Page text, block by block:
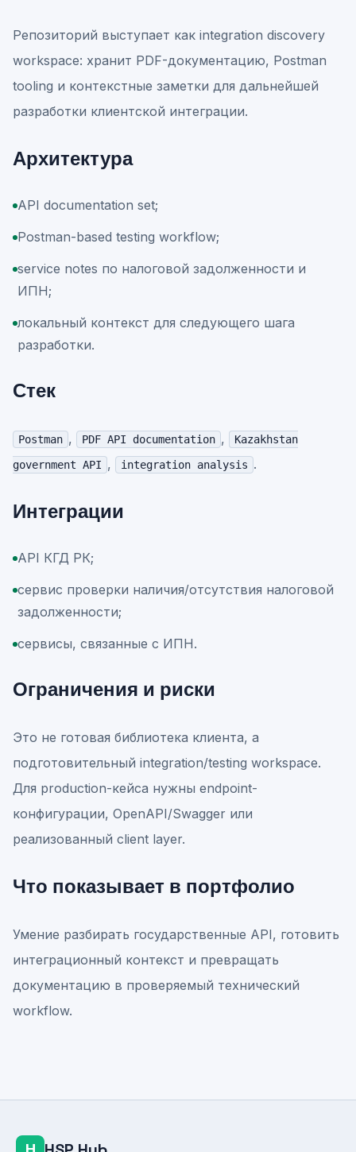
Репозиторий выступает как integration discovery
workspace: хранит PDF-документацию, Postman
tooling и контекстные заметки для дальнейшей
разработки клиентской интеграции.
Архитектура
API documentation set;
Postman-based testing workflow;
service notes по налоговой задолженности и
ИПН;
локальный контекст для следующего шага
разработки.
Стек
Postman , PDF API documentation ,
Kazakhstan
government API , integration analysis .
Интеграции
API КГД РК;
сервис проверки наличия/отсутствия налоговой
задолженности;
сервисы, связанные с ИПН.
Ограничения и риски
Это не готовая библиотека клиента, а
подготовительный integration/testing workspace.
Для production-кейса нужны endpoint-
конфигурации, OpenAPI/Swagger или
реализованный client layer.
Что показывает в портфолио
Умение разбирать государственные API, готовить
интеграционный контекст и превращать
документацию в проверяемый технический
workflow.